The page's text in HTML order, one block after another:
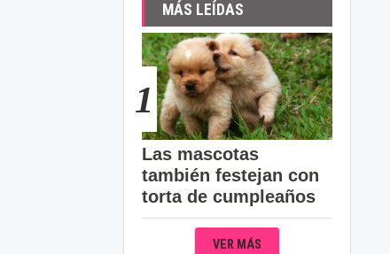
MÁS LEÍDAS
1
Las mascotas
también festejan con
torta de cumpleaños
VER MÁS